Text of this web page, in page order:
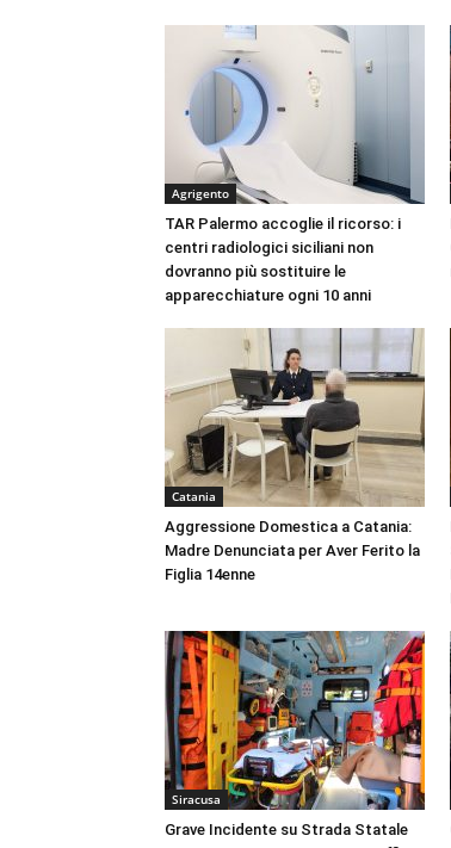
Agrigento
TAR Palermo accoglie il ricorso: i
centri radiologici siciliani non
dovranno più sostituire le
apparecchiature ogni 10 anni
Catania
Aggressione Domestica a Catania:
Madre Denunciata per Aver Ferito la
Figlia 14enne
Siracusa
Grave Incidente su Strada Statale